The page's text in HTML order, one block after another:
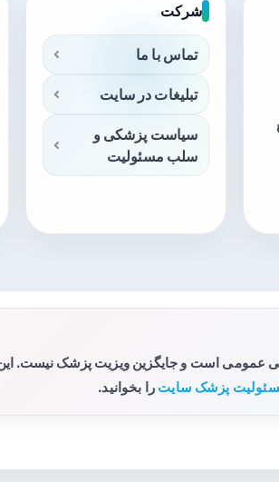
شرکت
تماس با ما
تبلیغات در سایت
سیاست پزشکی و
سلب مسئولیت
است و جایگزین ویزیت پزشک نیست.
پزشک سایت را بخوانید.